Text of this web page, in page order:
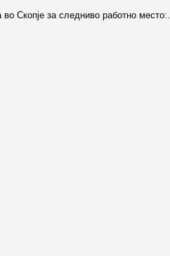
Скопје за следниво работно место:.